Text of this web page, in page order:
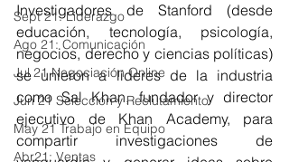
Sept 21: Liderazgo
Ago 21: Comunicación
Jul 21 Negociación Online
Jun 21 Selección y Reclutamiento
May 21 Trabajo en Equipo
Abr21: Ventas
Investigadores de Stanford (desde
educación, tecnología, psicología,
negocios, derecho y ciencias políticas)
se unieron a líderes de la industria
como Sal Khan, fundador y director
ejecutivo de Khan Academy, para
compartir investigaciones de